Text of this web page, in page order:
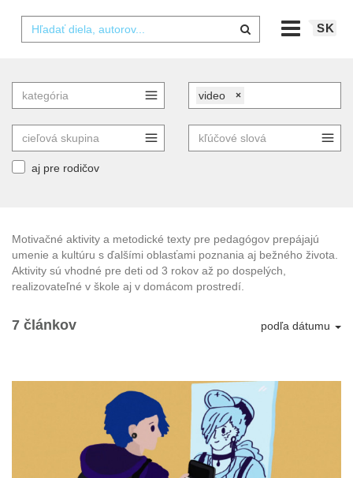
SK
video ×
aj pre rodičov
Motivačné aktivity a metodické texty pre pedagógov prepájajú
umenie a kultúru s ďalšími oblasťami poznania aj bežného života.
Aktivity sú vhodné pre deti od 3 rokov až po dospelých,
realizovateľné v škole aj v domácom prostredí.
7 článkov podľa dátumu